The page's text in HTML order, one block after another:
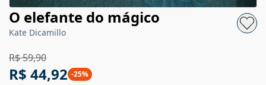
O elefante do mágico
Kate Dicamillo
R$ 59,90
R$ 44,92 -25%